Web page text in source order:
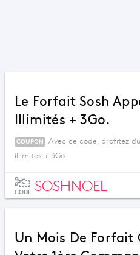
Le Forfait Sosh
Illimités + 3Go.
COUPON
Avec ce code, profitez
illimités + 3Go.
CODE SOSHNOEL
Un Mois De Forfait